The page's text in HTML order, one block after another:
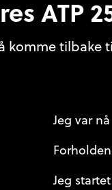
ATP
komme tilbake
Jeg var
Jeg